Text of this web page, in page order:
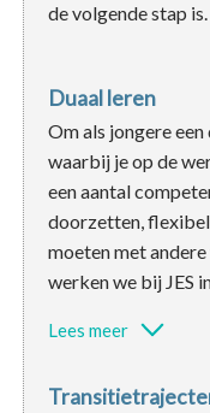
de volgende stap is.
Duaal leren
Om als jongere
waarbij je op de
een aantal
doorzetten,
moeten met
werken we bij JES
Lees meer